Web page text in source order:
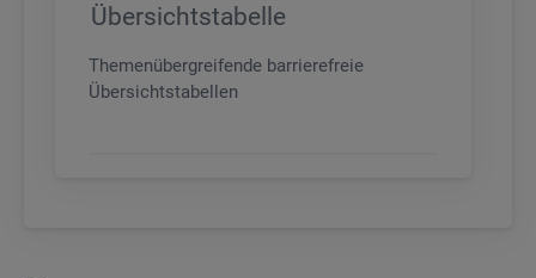
Übersichtstabelle
Themenübergreifende barrierefreie
Übersichtstabellen